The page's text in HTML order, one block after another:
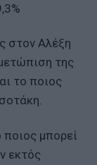
στον Αλέξη
της
το ποιος
μπορεί
εκτός